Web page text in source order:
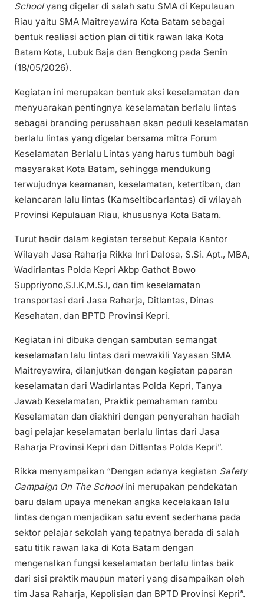
Schoolyang digelar di salah satu SMA di Kepulauan
Riau yaitu SMA Maitreyawira Kota Batam sebagai
bentuk realiasi action plan di titik rawan laka Kota
Batam Kota, Lubuk Baja dan Bengkong pada Senin
(18/05/2026).
Kegiatan ini merupakan bentuk aksi keselamatan dan
menyuarakan pentingnya keselamatan berlalu lintas
sebagai branding perusahaan akan peduli keselamatan
berlalu lintas yang digelar bersama mitra Forum
Keselamatan Berlalu Lintas yang harus tumbuh bagi
masyarakat Kota Batam, sehingga mendukung
terwujudnya keamanan, keselamatan, ketertiban, dan
kelancaran lalu lintas (Kamseltibcarlantas) di wilayah
Provinsi Kepulauan Riau, khususnya Kota Batam.
Turut hadir dalam kegiatan tersebut Kepala Kantor
Wilayah Jasa Raharja Rikka Inri Dalosa, S.Si. Apt., MBA,
Wadirlantas Polda Kepri Akbp Gathot Bowo
Suppriyono,S.I.K,M.S.I, dan tim keselamatan
transportasi dari Jasa Raharja, Ditlantas, Dinas
Kesehatan, dan BPTD Provinsi Kepri.
Kegiatan ini dibuka dengan sambutan semangat
keselamatan lalu lintas dari mewakili Yayasan SMA
Maitreyawira, dilanjutkan dengan kegiatan paparan
keselamatan dari Wadirlantas Polda Kepri, Tanya
Jawab Keselamatan, Praktik pemahaman rambu
Keselamatan dan diakhiri dengan penyerahan hadiah
bagi pelajar keselamatan berlalu lintas dari Jasa
Raharja Provinsi Kepri dan Ditlantas Polda Kepri”.
Rikka menyampaikan “Dengan adanya kegiatan Safety
Campaign On The Schoolini merupakan pendekatan
baru dalam upaya menekan angka kecelakaan lalu
lintas dengan menjadikan satu event sederhana pada
sektor pelajar sekolah yang tepatnya berada di salah
satu titik rawan laka di Kota Batam dengan
mengenalkan fungsi keselamatan berlalu lintas baik
dari sisi praktik maupun materi yang disampaikan oleh
tim Jasa Raharja, Kepolisian dan BPTD Provinsi Kepri”.